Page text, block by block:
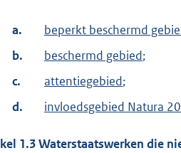
a. beperkt beschermd
b.
beschermd gebied;
c.
attentiegebied;
d.
invloedsgebied Natura
1.3Waterstaatswerken die